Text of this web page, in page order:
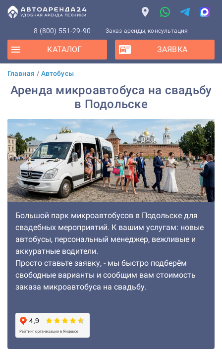
8 (800) 551-29-90 Заказ аренды, консультация
КАТАЛОГ ЗАЯВКА
Главная / Автобусы
Аренда микроавтобуса на свадьбу
в Подольске
Большой парк микроавтобусов в Подольске для
свадебных мероприятий. К вашим услугам: новые
автобусы, персональный менеджер, вежливые и
аккуратные водители.
Просто ставьте заявку, - мы быстро подберём
свободные варианты и сообщим вам стоимость
заказа микроавтобуса на свадьбу.